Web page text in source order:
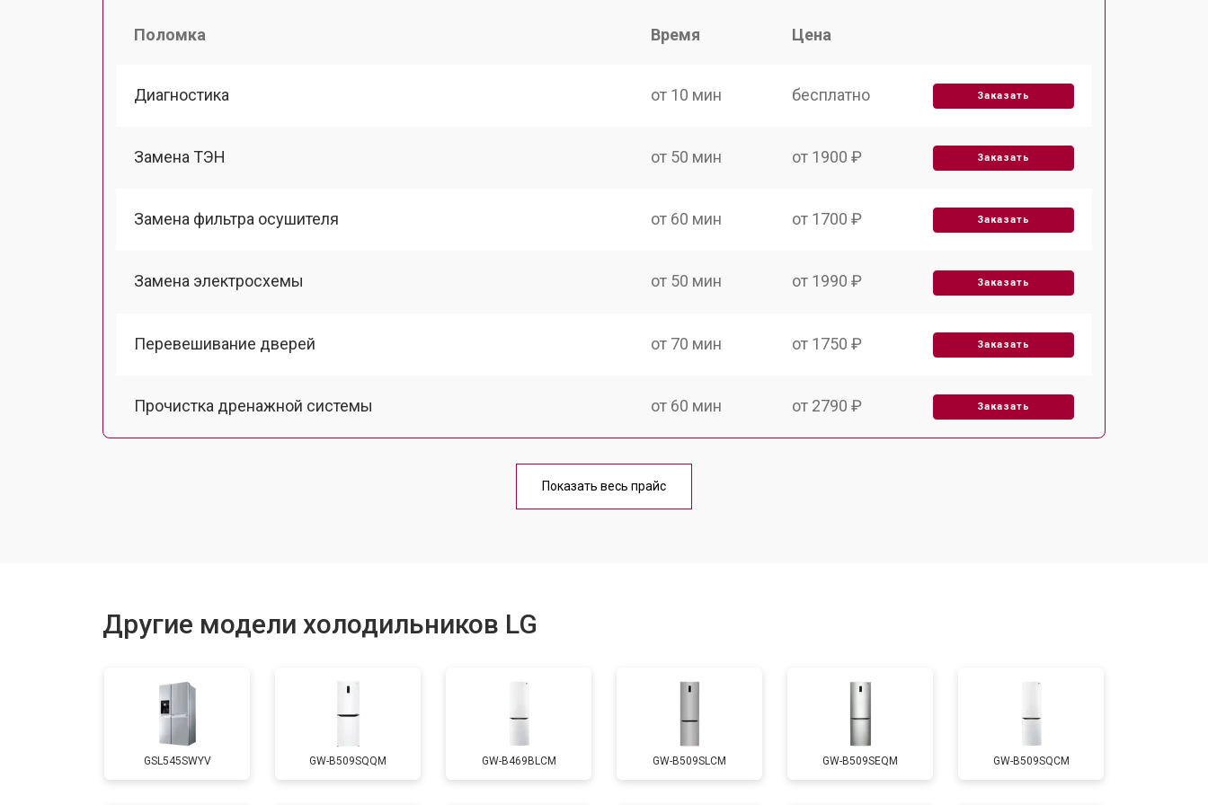
Поломка Время Цена
Диагностика от 10 мин бесплатно Заказать
Замена ТЭН от 50 мин от 1900 ₽ Заказать
Замена фильтра осушителя от 60 мин от 1700 ₽ Заказать
Замена электросхемы от 50 мин от 1990 ₽ Заказать
Перевешивание дверей от 70 мин от 1750 ₽ Заказать
Прочистка дренажной системы от 60 мин от 2790 ₽ Заказать
от 60 мин
Замена таймера от 70 мин от 1810 ₽ Заказать
Замена платы управления (мат.платы, мейн платы) от 50 мин от 1700 ₽ Заказать
Показать весь прайс
Другие модели холодильников LG
GSL545SWYV GW-B509SQQM GW-B469BLCM GW-B509SLCM GW-B509SEQM GW-B509SQCM